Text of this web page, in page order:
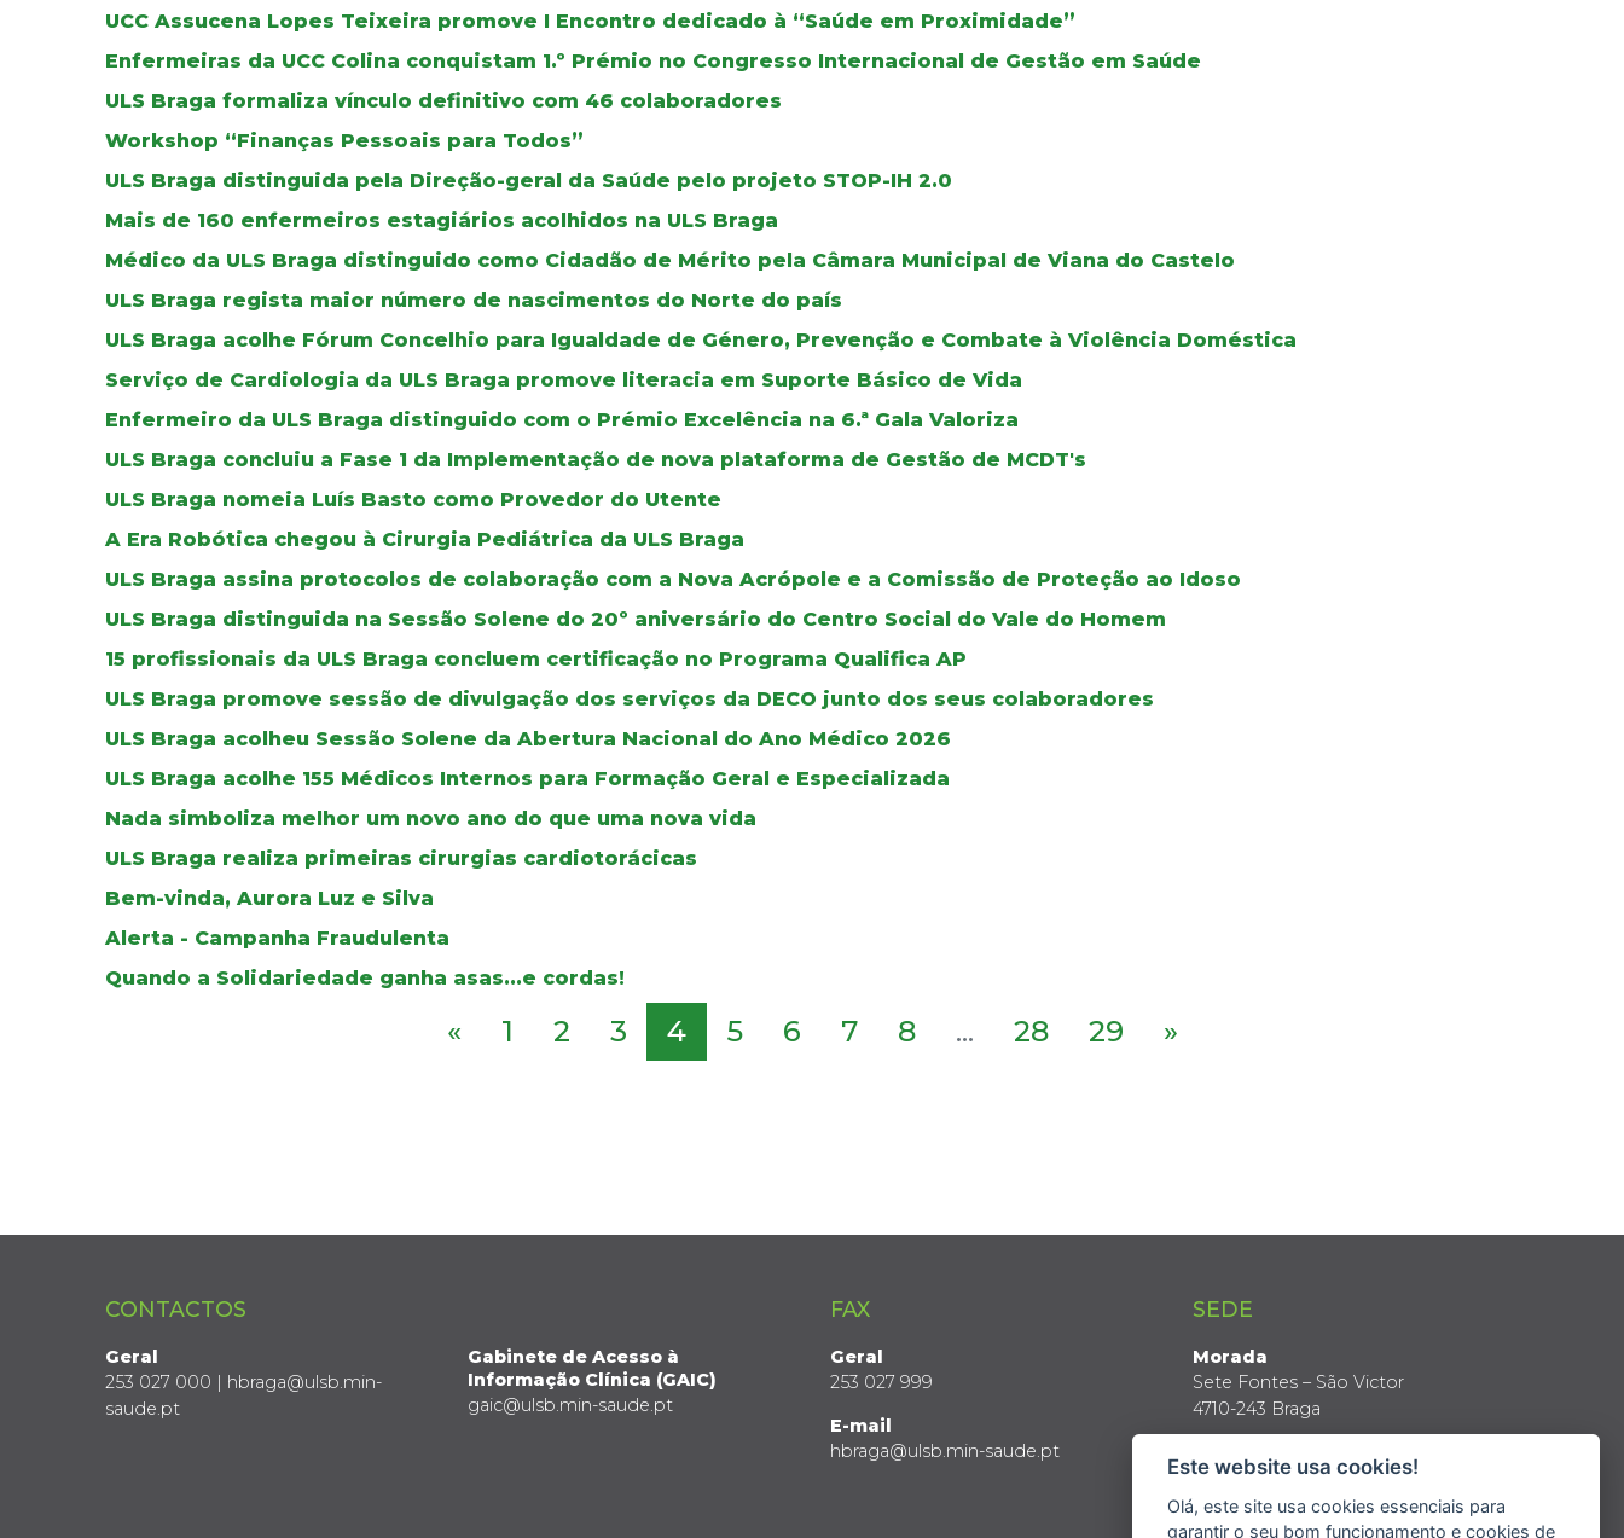
UCC Assucena Lopes Teixeira promove I Encontro dedicado à “Saúde em Proximidade”
Enfermeiras da UCC Colina conquistam 1.º Prémio no Congresso Internacional de Gestão em Saúde
ULS Braga formaliza vínculo definitivo com 46 colaboradores
Workshop “Finanças Pessoais para Todos”
ULS Braga distinguida pela Direção-geral da Saúde pelo projeto STOP-IH 2.0
Mais de 160 enfermeiros estagiários acolhidos na ULS Braga
Médico da ULS Braga distinguido como Cidadão de Mérito pela Câmara Municipal de Viana do Castelo
ULS Braga regista maior número de nascimentos do Norte do país
ULS Braga acolhe Fórum Concelhio para Igualdade de Género, Prevenção e Combate à Violência Doméstica
Serviço de Cardiologia da ULS Braga promove literacia em Suporte Básico de Vida
Enfermeiro da ULS Braga distinguido com o Prémio Excelência na 6.ª Gala Valoriza
ULS Braga concluiu a Fase 1 da Implementação de nova plataforma de Gestão de MCDT's
ULS Braga nomeia Luís Basto como Provedor do Utente
A Era Robótica chegou à Cirurgia Pediátrica da ULS Braga
ULS Braga assina protocolos de colaboração com a Nova Acrópole e a Comissão de Proteção ao Idoso
ULS Braga distinguida na Sessão Solene do 20º aniversário do Centro Social do Vale do Homem
15 profissionais da ULS Braga concluem certificação no Programa Qualifica AP
ULS Braga promove sessão de divulgação dos serviços da DECO junto dos seus colaboradores
ULS Braga acolheu Sessão Solene da Abertura Nacional do Ano Médico 2026
ULS Braga acolhe 155 Médicos Internos para Formação Geral e Especializada
Nada simboliza melhor um novo ano do que uma nova vida
ULS Braga realiza primeiras cirurgias cardiotorácicas
Bem-vinda, Aurora Luz e Silva
Alerta - Campanha Fraudulenta
Quando a Solidariedade ganha asas...e cordas!
« 1 2 3 4 5 6 7 8 ... 28 29 »
CONTACTOS
Geral
253 027 000 | hbraga@ulsb.min-
saude.pt
Gabinete de Acesso à
Informação Clínica (GAIC)
gaic@ulsb.min-saude.pt
FAX
Geral
253 027 999
E-mail
hbraga@ulsb.min-saude.pt
SEDE
Morada
Sete Fontes – São Victor
4710-243 Braga
Latitude: 41º 34’ N
Longitude: 8º 24’ W
Este website usa cookies!
Olá, este site usa cookies essenciais para
garantir o seu bom funcionamento e cookies de